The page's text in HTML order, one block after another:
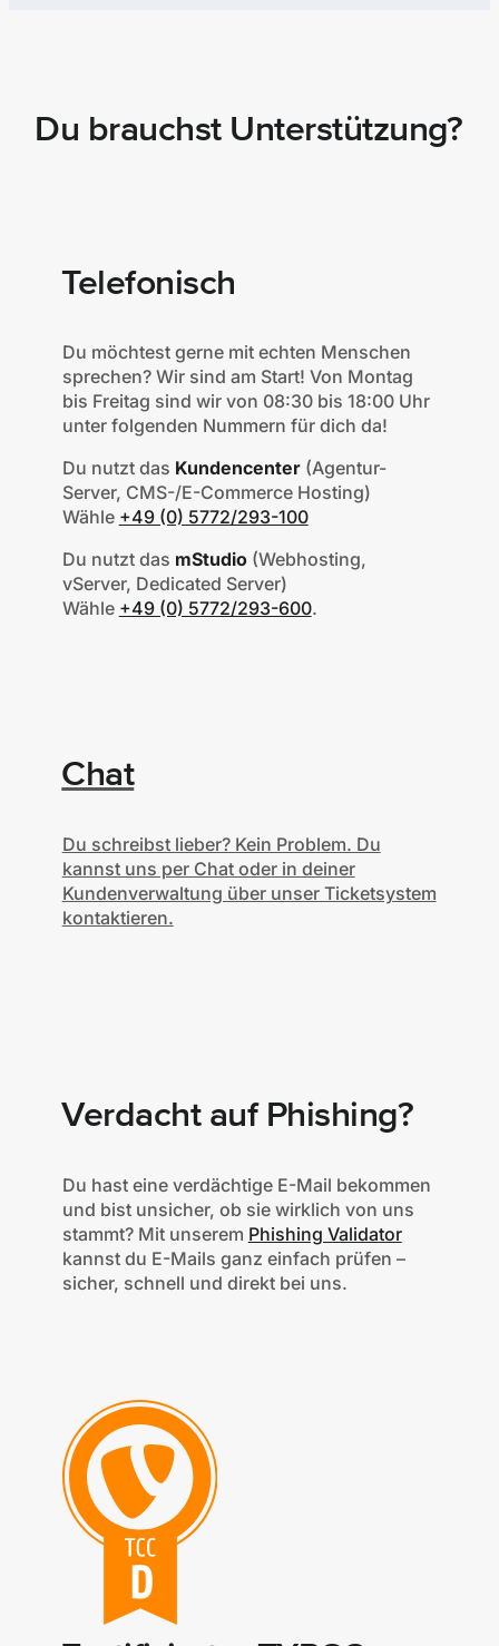
Du brauchst Unterstützung?
Telefonisch
Du möchtest gerne mit echten Menschen
sprechen? Wir sind am Start! Von Montag
bis Freitag sind wir von 08:30 bis 18:00 Uhr
unter folgenden Nummern für dich da!
Du nutzt das Kundencenter (Agentur-
Server, CMS-/E-Commerce Hosting)
Wähle +49 (0) 5772/293-100
Du nutzt das mStudio (Webhosting,
vServer, Dedicated Server)
Wähle +49 (0) 5772/293-600.
Chat
Du schreibst lieber? Kein Problem. Du
kannst uns per Chat oder in deiner
Kundenverwaltung über unser Ticketsystem
kontaktieren.
Verdacht auf Phishing?
Du hast eine verdächtige E-Mail bekommen
und bist unsicher, ob sie wirklich von uns
stammt? Mit unserem Phishing Validator
kannst du E-Mails ganz einfach prüfen –
sicher, schnell und direkt bei uns.